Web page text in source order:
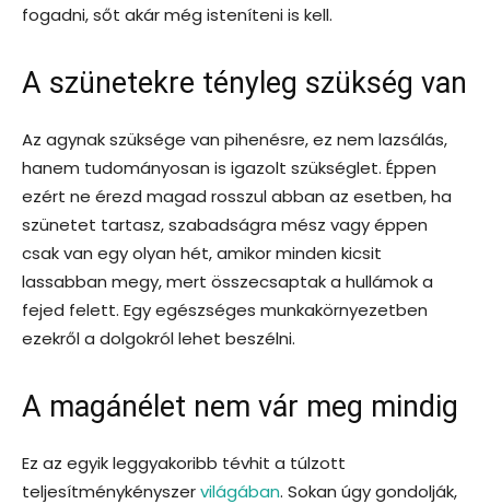
fogadni, sőt akár még isteníteni is kell.
A szünetekre tényleg szükség van
Az agynak szüksége van pihenésre, ez nem lazsálás,
hanem tudományosan is igazolt szükséglet. Éppen
ezért ne érezd magad rosszul abban az esetben, ha
szünetet tartasz, szabadságra mész vagy éppen
csak van egy olyan hét, amikor minden kicsit
lassabban megy, mert összecsaptak a hullámok a
fejed felett. Egy egészséges munkakörnyezetben
ezekről a dolgokról lehet beszélni.
A magánélet nem vár meg mindig
Ez az egyik leggyakoribb tévhit a túlzott
teljesítménykényszervilágában. Sokan úgy gondolják,